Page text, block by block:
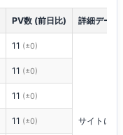
PV数 (前日比) 詳細データ
11 (±0)
サイトにロ
11 (±0)
11 (±0)
11 (±0)